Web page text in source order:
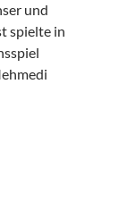
und
spielte in
2:0